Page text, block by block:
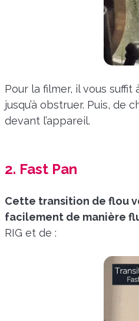
Pour la filmer, il vous suffit
jusqu’à obstruer. Puis, de
devant l’appareil.
2. Fast Pan
Cette transition de flou
facilement de manière
RIG et de :